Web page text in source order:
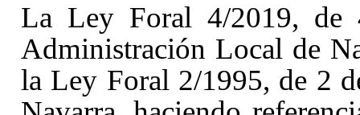
La Ley Foral 4/2019, de
Administración Local de
la Ley Foral 2/1995, de 2